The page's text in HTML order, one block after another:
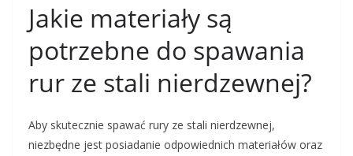
Jakie materiały są
potrzebne do spawania
rur ze stali nierdzewnej?
Aby skutecznie spawać rury ze stali nierdzewnej,
niezbędne jest posiadanie odpowiednich materiałów oraz